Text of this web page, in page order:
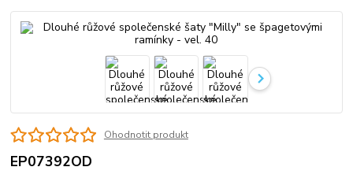
Ohodnotit produkt
EP07392OD